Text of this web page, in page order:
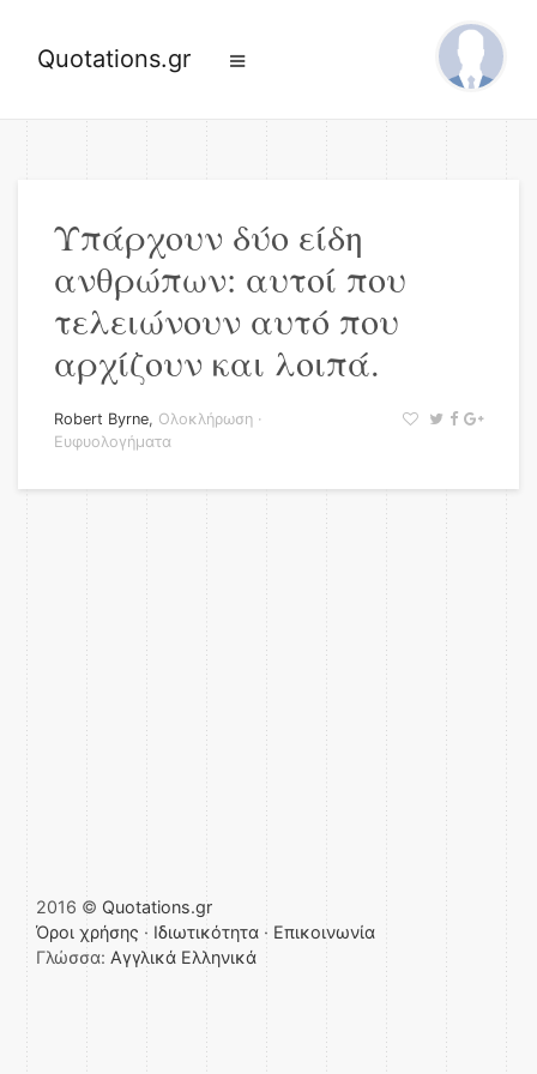
Quotations.gr
Υπάρχουν δύο είδη
ανθρώπων: αυτοί που
τελειώνουν αυτό που
αρχίζουν και λοιπά.
Robert Byrne, Ολοκλήρωση ·
Ευφυολογήματα
2016 © Quotations.gr
Όροι χρήσης · Ιδιωτικότητα · Επικοινωνία
Γλώσσα: Αγγλικά Ελληνικά